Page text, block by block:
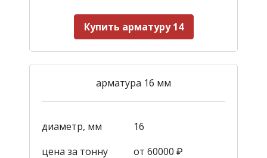
Купить арматуру 14
арматура 16 мм
диаметр, мм
16
цена за тонну
от 60000 ₽